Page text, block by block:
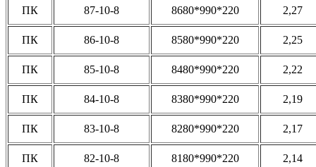
ПК 87-10-8 8680*990*220 2,27
ПК 86-10-8 8580*990*220 2,25
ПК 85-10-8 8480*990*220 2,22
ПК 84-10-8 8380*990*220 2,19
ПК 83-10-8 8280*990*220 2,17
ПК 82-10-8 8180*990*220 2,14